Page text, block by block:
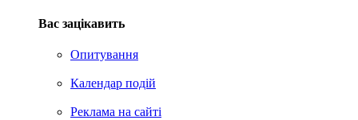
Вас зацікавить
Опитування
Календар подій
Реклама на сайтi